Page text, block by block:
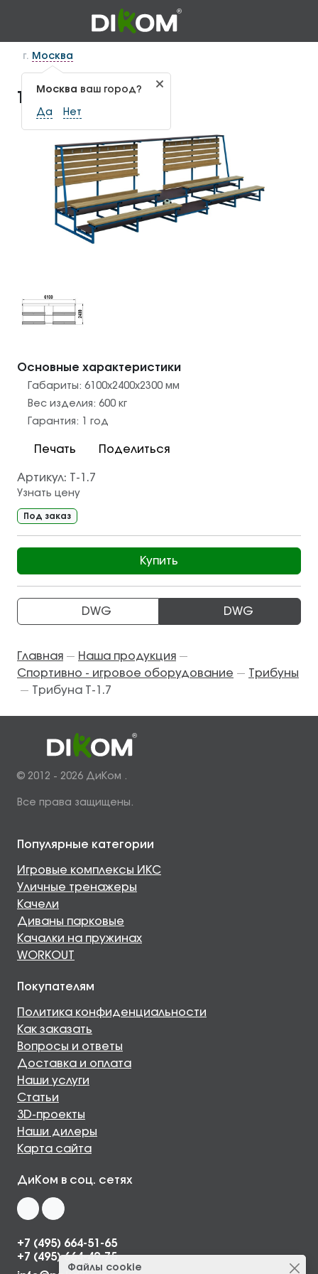
г. Москва
Москва ваш город?
Да Нет
Трибуна Т-1.7
Основные характеристики
Габариты: 6100х2400х2300 мм
Вес изделия: 600 кг
Гарантия:
1 год
Печать Поделиться
Артикул: Т-1.7
Узнать цену
Под заказ
Купить
DWG DWG
Главная — Наша продукция —
Спортивно - игровое оборудование — Трибуны
— Трибуна Т-1.7
© 2012 - 2026 ДиКом .
Все права защищены.
Файлы cookie
Популярные категории
Игровые комплексы ИКС
Уличные тренажеры
Качели
Диваны парковые
Качалки на пружинах
WORKOUT
Покупателям
Политика конфиденциальности
Как заказать
Вопросы и ответы
Доставка и оплата
Наши услуги
Статьи
3D-проекты
Наши дилеры
Карта сайта
ДиКом в соц. сетях
+7 (495) 664-51-65
+7 (495) 664-49-75